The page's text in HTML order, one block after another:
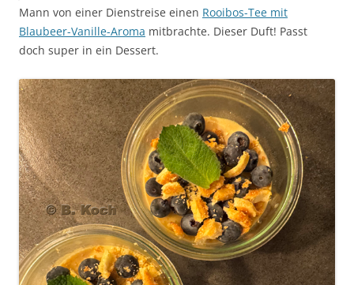
Mann von einer Dienstreise einen Rooibos-Tee mit
Blaubeer-Vanille-Aroma mitbrachte. Dieser Duft! Passt
doch super in ein Dessert.